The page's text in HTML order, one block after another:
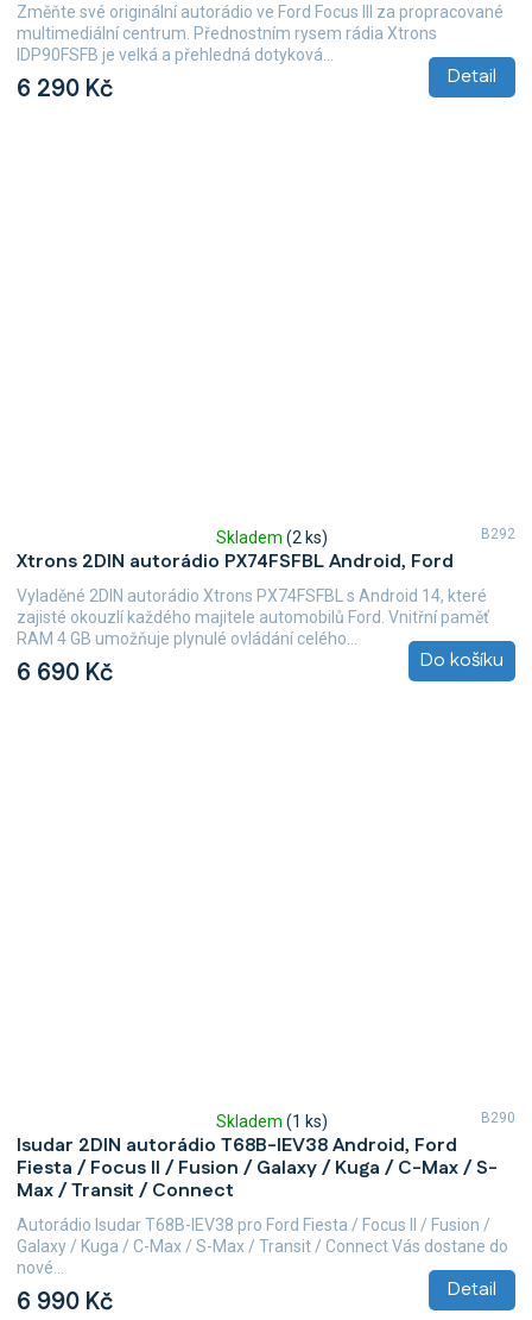
5,0
5
6 290 Kč Detail
Změňte své originální autorádio ve Ford Focus III za propracované
multimediální centrum. Přednostním rysem rádia Xtrons
IDP90FSFB je velká a přehledná dotyková...
Xtrons 2DIN autorádio PX74FSFBL Android, Ford
hodnocení
produktu
je
5,0
5
Skladem (2 ks)
6 690 Kč Do košíku
Vyladěné 2DIN autorádio Xtrons PX74FSFBL s Android 14, které
zajisté okouzlí každého majitele automobilů Ford. Vnitřní paměť
RAM 4 GB umožňuje plynulé ovládání celého...
B292
Isudar 2DIN autorádio T68B-IEV38 Android, Ford
Fiesta / Focus II / Fusion / Galaxy / Kuga / C-Max / S-
Max / Transit / Connect
hodnocení
produktu
je
5,0
z
5
Skladem (1 ks)
6 990 Kč Detail
Autorádio Isudar T68B-IEV38 pro Ford Fiesta / Focus II / Fusion /
Galaxy / Kuga / C-Max / S-Max / Transit / Connect Vás dostane do
nové...
B290